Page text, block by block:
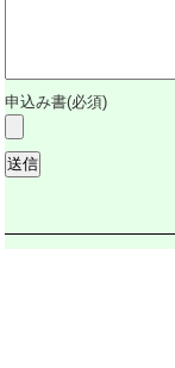
申込み書(必須)